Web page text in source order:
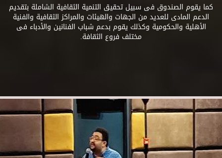
كما يقوم الصندوق فى سبيل تحقيق التنمية الثقافية الشاملة بتقديم
الدعم المادى للعديد من الجهات والهيئات والمراكز الثقافية والفنية
الأهلية والحكومية وكذلك يقوم بدعم شباب الفنانين والأدباء فى
مختلف فروع الثقافة.